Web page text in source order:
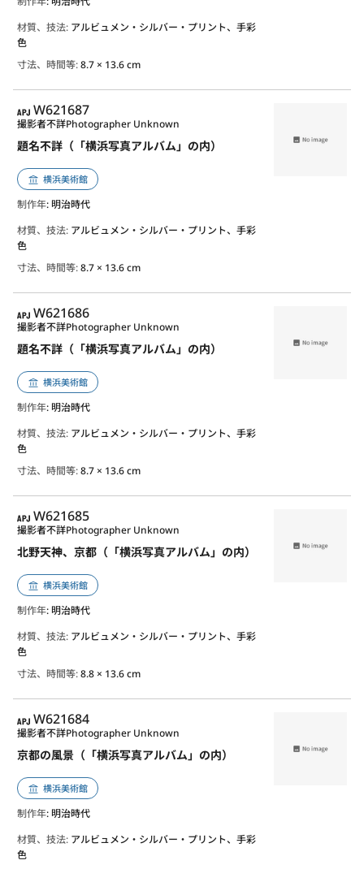
材質、技法: アルビュメン・シルバー・プリント、手彩
色
寸法、時間等:8.7 × 13.6 cm
APJ
W621687
題名不詳（「横浜写真アルバム」の内）
撮影者不詳Photographer Unknown
横浜美術館
制作年: 明治時代
材質、技法: アルビュメン・シルバー・プリント、手彩
色
寸法、時間等:8.7 × 13.6 cm
APJ
W621686
題名不詳（「横浜写真アルバム」の内）
撮影者不詳Photographer Unknown
横浜美術館
制作年: 明治時代
材質、技法: アルビュメン・シルバー・プリント、手彩
色
寸法、時間等:8.7 × 13.6 cm
APJ
W621685
北野天神、京都（「横浜写真アルバム」の内）
撮影者不詳Photographer Unknown
横浜美術館
制作年: 明治時代
材質、技法: アルビュメン・シルバー・プリント、手彩
色
寸法、時間等:8.8 × 13.6 cm
APJ
W621684
京都の風景（「横浜写真アルバム」の内）
撮影者不詳Photographer Unknown
横浜美術館
制作年: 明治時代
材質、技法: アルビュメン・シルバー・プリント、手彩
色